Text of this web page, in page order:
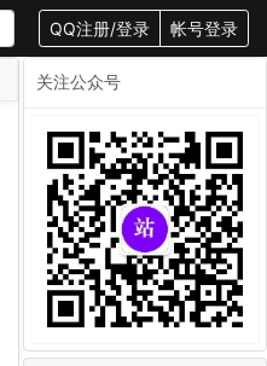
QQ注册/登录 帐号登录
关注公众号